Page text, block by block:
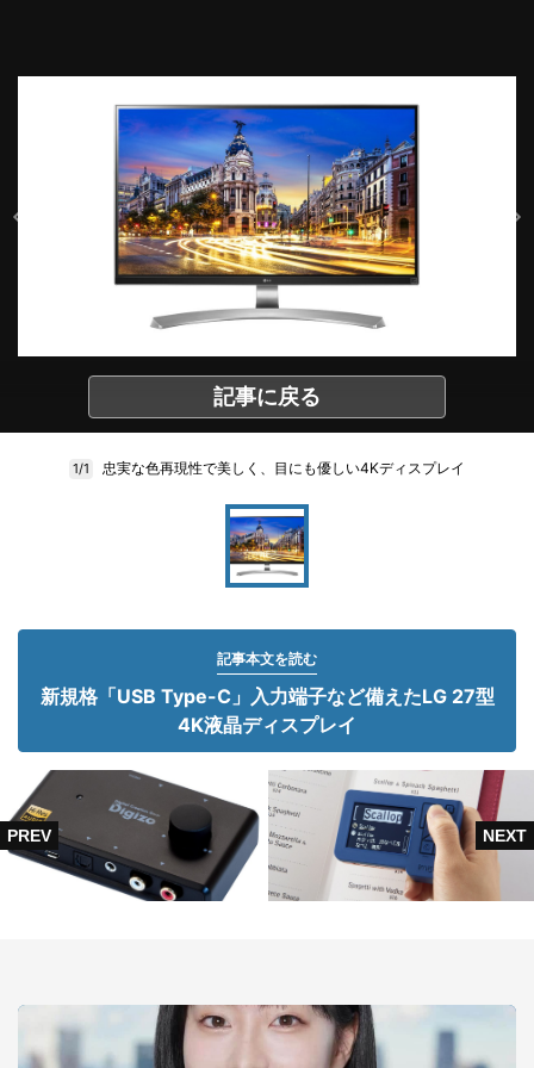
記事に戻る
1/1 忠実な色再現性で美しく、目にも優しい4Kディスプレイ
記事本文を読む
新規格「USB Type-C」入力端子など備えたLG 27型
4K液晶ディスプレイ